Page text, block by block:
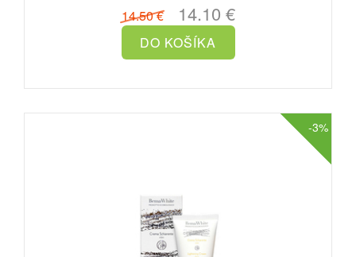
14.50 €14.10 €
-3%